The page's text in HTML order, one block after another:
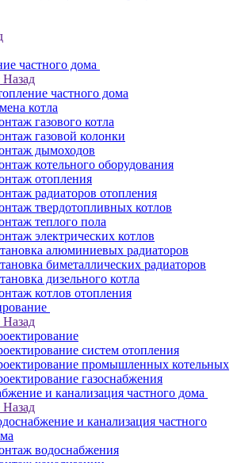
частного дома
Назад
частного дома
котла
газового котла
газовой колонки
дымоходов
котельного оборудования
отопления
радиаторов отопления
твердотопливных котлов
теплого пола
электрических котлов
алюминиевых радиаторов
биметаллических радиаторов
дизельного котла
котлов отопления
Назад
систем отопления
промышленных котельных
газоснабжения
и канализация частного дома
Назад
и канализация частного
водоснабжения